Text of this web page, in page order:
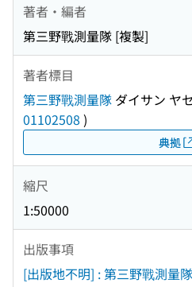
著者・編者
第三野戰測量隊 [複製]
著者標目
第三野戰測量隊 ダイサン ヤ
01102508 )
典拠
縮尺
1:50000
出版事項
[出版地不明] : 第三野戰測量隊